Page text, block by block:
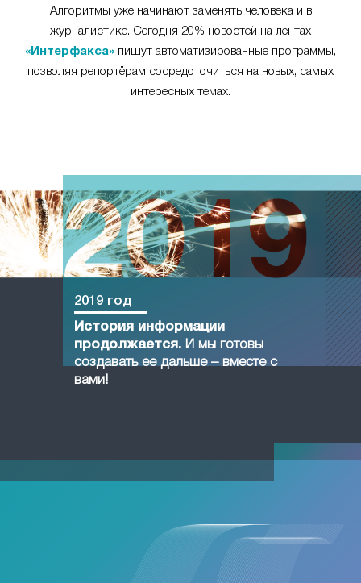
Алгоритмы уже начинают заменять человека и в
журналистике. Сегодня 20% новостей на лентах
«Интерфакса» пишут автоматизированные программы,
позволяя репортёрам сосредоточиться на новых, самых
интересных темах.
2019 год
История информации
продолжается. И мы готовы
создавать ее дальше – вместе с
вами!